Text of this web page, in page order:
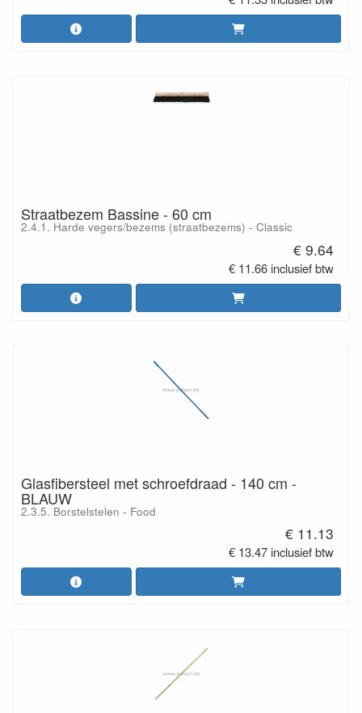
Straatbezem Bassine - 60 cm
2.4.1. Harde vegers/bezems (straatbezems) - Classic
€ 9.64
€ 11.66 inclusief btw
Glasfibersteel met schroefdraad - 140 cm -
BLAUW
2.3.5. Borstelstelen - Food
€ 11.13
€ 13.47 inclusief btw